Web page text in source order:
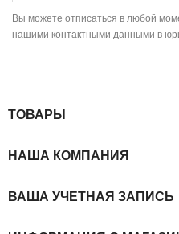
Вы можете отписаться в любой
нашими контактными данными в
ТОВАРЫ
НАША КОМПАНИЯ
ВАША УЧЕТНАЯ ЗАПИСЬ